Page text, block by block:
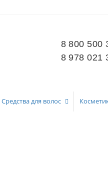
8 800 500
8 978 021
Средства для волос